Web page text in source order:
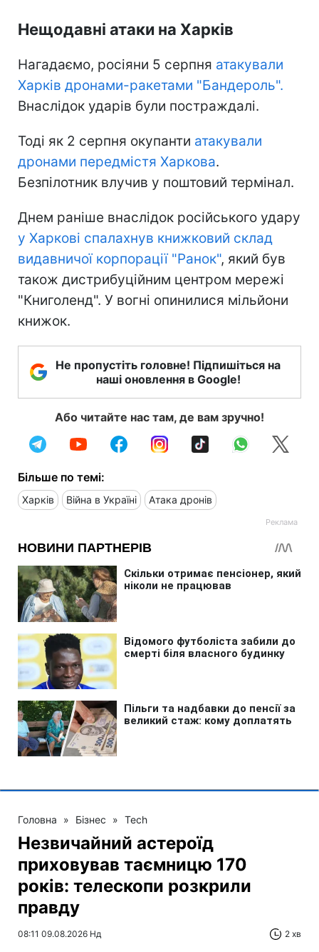
Нещодавні атаки на Харків
Нагадаємо, росіяни 5 серпня атакували
Харків дронами-ракетами "Бандероль".
Внаслідок ударів були постраждалі.
Тоді як 2 серпня окупанти атакували
дронами передмістя Харкова.
Безпілотник влучив у поштовий термінал.
Днем раніше внаслідок російського удару
у Харкові спалахнув книжковий склад
видавничої корпорації "Ранок", який був
також дистрибуційним центром мережі
"Книголенд". У вогні опинилися мільйони
книжок.
Не пропустіть головне! Підпишіться на
наші оновлення в Google!
Або читайте нас там, де вам зручно!
Більше по темі:
Харків Війна в Україні Атака дронів
Головна » Бізнес » Tech
Незвичайний астероїд
приховував таємницю 170
років: телескопи розкрили
правду
08:11 09.08.2026 Нд 2 хв